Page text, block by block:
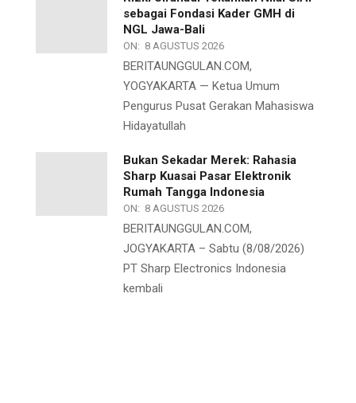
sebagai Fondasi Kader GMH di
NGL Jawa-Bali
ON: 8 AGUSTUS 2026
BERITAUNGGULAN.COM,
YOGYAKARTA — Ketua Umum
Pengurus Pusat Gerakan Mahasiswa
Hidayatullah
Bukan Sekadar Merek: Rahasia
Sharp Kuasai Pasar Elektronik
Rumah Tangga Indonesia
ON: 8 AGUSTUS 2026
BERITAUNGGULAN.COM,
JOGYAKARTA – Sabtu (8/08/2026)
PT Sharp Electronics Indonesia
kembali